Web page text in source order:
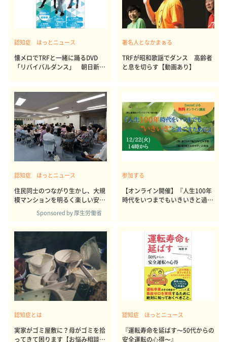
認知症 ほっとニュース
懐メロでTRFと一緒に踊るDVD
「リバイバルダンス」 朝日新聞
著名人となかまぁる
TRFが昭和歌謡でダンス 高齢者
と息を切らす【動画あり】
認知症 ほっとニュース
住民同士のつながり生かし、大規
模マンションを明るく楽しい安住
Sponsored by 厚生労働省
参加する
【オンライン開催】『人生100年
時代をいつまでもいきいきと過ご
認知症とは
実家がゴミ屋敷に？母がゴミを拾
ってきて困ります【お悩み相談
認知症 ほっとニュース
『運転寿命を延ばす〜50代からの
安全運転の⼼得〜』